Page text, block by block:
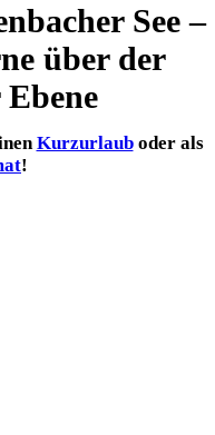
See –
über der
Kurzurlauboder als
!